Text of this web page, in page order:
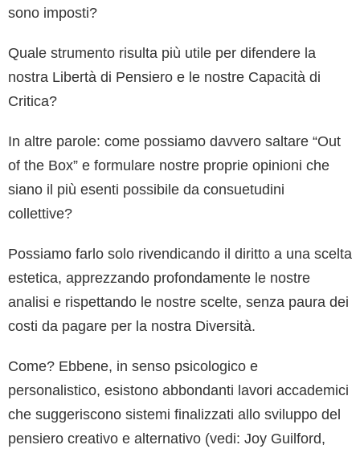
sono imposti?
Quale strumento risulta più utile per difendere la
nostra Libertà di Pensiero e le nostre Capacità di
Critica?
In altre parole: come possiamo davvero saltare “Out
of the Box” e formulare nostre proprie opinioni che
siano il più esenti possibile da consuetudini
collettive?
Possiamo farlo solo rivendicando il diritto a una scelta
estetica, apprezzando profondamente le nostre
analisi e rispettando le nostre scelte, senza paura dei
costi da pagare per la nostra Diversità.
Come? Ebbene, in senso psicologico e
personalistico, esistono abbondanti lavori accademici
che suggeriscono sistemi finalizzati allo sviluppo del
pensiero creativo e alternativo (vedi: Joy Guilford,